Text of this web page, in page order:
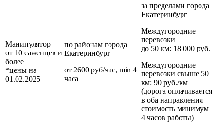
Манипулятор
от 10 саженцев и
более
*цены на
01.02.2025
по районам города
Екатеринбург
от 2600 руб/час, min 4
часа
за пределами города
Екатеринбург
Междугородние
перевозки
до 50 км: 18 000 руб.
Междугородние
перевозки свыше 50
км: 90 руб./км
(дорога оплачивается
в оба направления +
стоимость минимум
4 часов работы)